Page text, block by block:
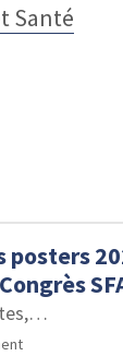
Santé
posters
…